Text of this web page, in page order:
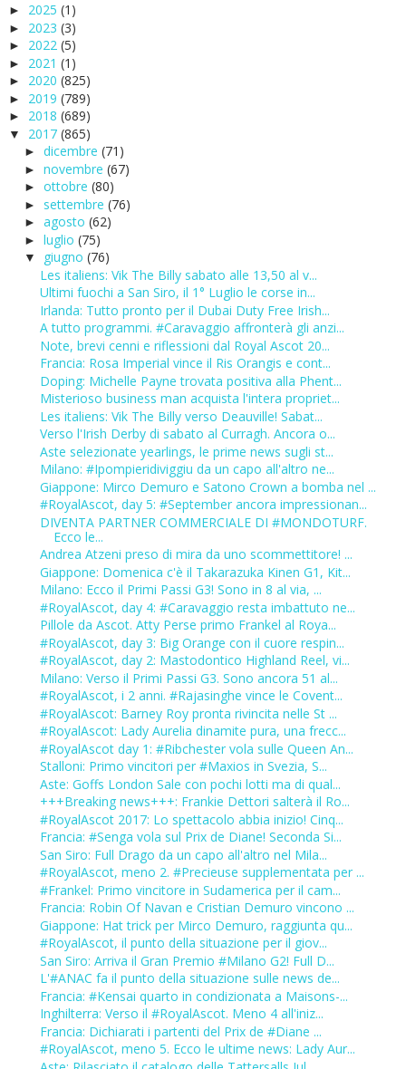
► 2025 (1)
► 2023 (3)
► 2022 (5)
► 2021 (1)
► 2020 (825)
► 2019 (789)
► 2018 (689)
▼ 2017 (865)
► dicembre (71)
► novembre (67)
► ottobre (80)
► settembre (76)
► agosto (62)
► luglio (75)
▼ giugno (76)
Les italiens: Vik The Billy sabato alle 13,50 al v...
Ultimi fuochi a San Siro, il 1° Luglio le corse in...
Irlanda: Tutto pronto per il Dubai Duty Free Irish...
A tutto programmi. #Caravaggio affronterà gli anzi...
Note, brevi cenni e riflessioni dal Royal Ascot 20...
Francia: Rosa Imperial vince il Ris Orangis e cont...
Doping: Michelle Payne trovata positiva alla Phent...
Misterioso business man acquista l'intera propriet...
Les italiens: Vik The Billy verso Deauville! Sabat...
Verso l'Irish Derby di sabato al Curragh. Ancora o...
Aste selezionate yearlings, le prime news sugli st...
Milano: #Ipompieridiviggiu da un capo all'altro ne...
Giappone: Mirco Demuro e Satono Crown a bomba nel ...
#RoyalAscot, day 5: #September ancora impressionan...
DIVENTA PARTNER COMMERCIALE DI #MONDOTURF.
Ecco le...
Andrea Atzeni preso di mira da uno scommettitore! ...
Giappone: Domenica c'è il Takarazuka Kinen G1, Kit...
Milano: Ecco il Primi Passi G3! Sono in 8 al via, ...
#RoyalAscot, day 4: #Caravaggio resta imbattuto ne...
Pillole da Ascot. Atty Perse primo Frankel al Roya...
#RoyalAscot, day 3: Big Orange con il cuore respin...
#RoyalAscot, day 2: Mastodontico Highland Reel, vi...
Milano: Verso il Primi Passi G3. Sono ancora 51 al...
#RoyalAscot, i 2 anni. #Rajasinghe vince le Covent...
#RoyalAscot: Barney Roy pronta rivincita nelle St ...
#RoyalAscot: Lady Aurelia dinamite pura, una frecc...
#RoyalAscot day 1: #Ribchester vola sulle Queen An...
Stalloni: Primo vincitori per #Maxios in Svezia, S...
Aste: Goffs London Sale con pochi lotti ma di qual...
+++Breaking news+++: Frankie Dettori salterà il Ro...
#RoyalAscot 2017: Lo spettacolo abbia inizio! Cinq...
Francia: #Senga vola sul Prix de Diane! Seconda Si...
San Siro: Full Drago da un capo all'altro nel Mila...
#RoyalAscot, meno 2. #Precieuse supplementata per ...
#Frankel: Primo vincitore in Sudamerica per il cam...
Francia: Robin Of Navan e Cristian Demuro vincono ...
Giappone: Hat trick per Mirco Demuro, raggiunta qu...
#RoyalAscot, il punto della situazione per il giov...
San Siro: Arriva il Gran Premio #Milano G2! Full D...
L'#ANAC fa il punto della situazione sulle news de...
Francia: #Kensai quarto in condizionata a Maisons-...
Inghilterra: Verso il #RoyalAscot. Meno 4 all'iniz...
Francia: Dichiarati i partenti del Prix de #Diane ...
#RoyalAscot, meno 5. Ecco le ultime news: Lady Aur...